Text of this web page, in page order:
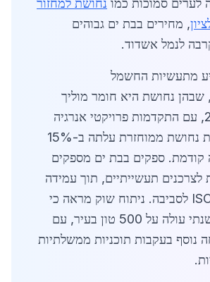
לערים סמוכות כמו נחושת למחזור
, מחירים בבת ים גבוהים
מתעשיות החשמל
שבהן נחושת היא חומר מוליך
מרכזי. ב-2026, עם התקדמות פרויקטי אנרגיה
סולארית, צריכת נחושת ממוחזרת עלתה ב-15%
קודמת. ספקים בבת ים מספקים
לצרכנים תעשייתיים, תוך עמידה
בתקני ISO 14001 לסביבה. ניתוח שוק מראה כי
נפח המחזור השנתי עולה על 500 טון בעיר, עם
נוסף בעקבות תוכניות ממשלתיות